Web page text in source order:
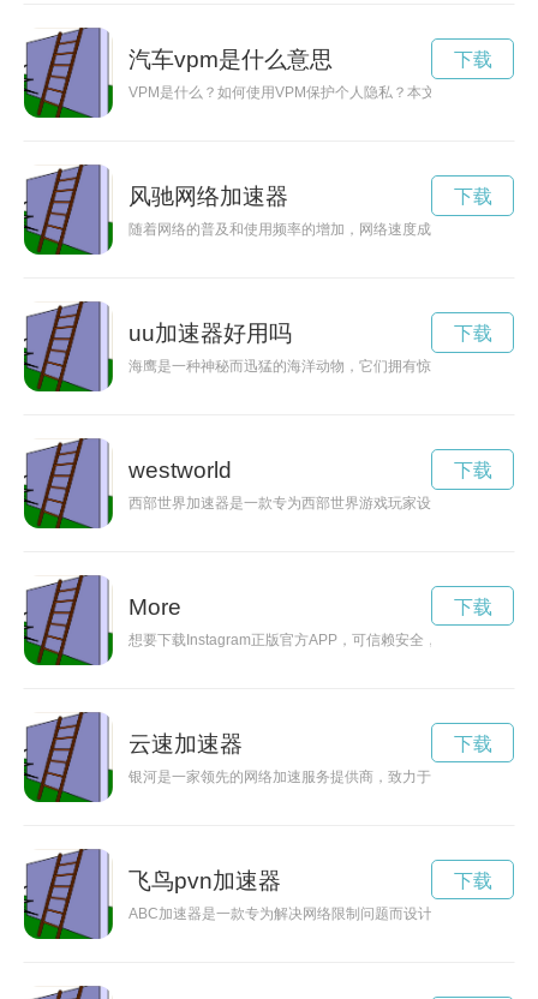
汽车vpm是什么意思
VPM是什么？如何使用VPM保护个人隐私？本文将探讨VPM的
下载
风驰网络加速器
随着网络的普及和使用频率的增加，网络速度成为用户关注的
下载
uu加速器好用吗
海鹰是一种神秘而迅猛的海洋动物，它们拥有惊人的速度和敏
下载
westworld
西部世界加速器是一款专为西部世界游戏玩家设计的加速器，
下载
More
想要下载Instagram正版官方APP，可信赖安全，随时随地与朋
下载
云速加速器
银河是一家领先的网络加速服务提供商，致力于提升用户在海
下载
飞鸟pvn加速器
ABC加速器是一款专为解决网络限制问题而设计的软件，通过
下载